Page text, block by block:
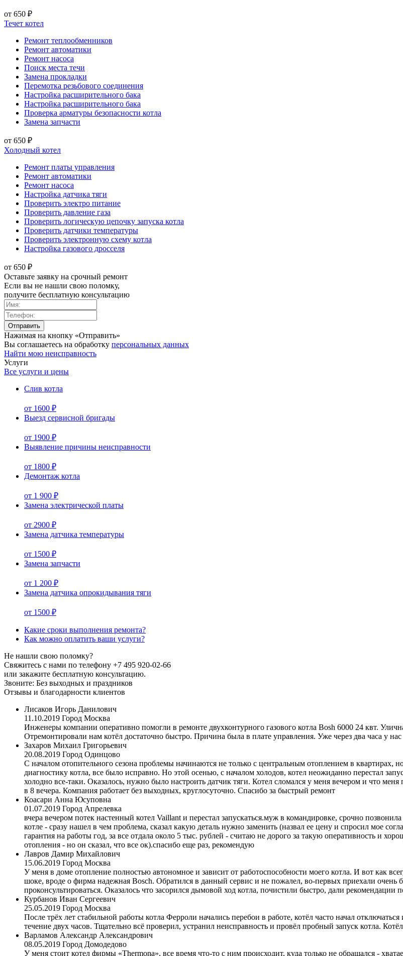
от 650 ₽
Течет котел
Ремонт теплообменников
Ремонт автоматики
Ремонт насоса
Поиск места течи
Замена прокладки
Перемотка резьбового соединения
Настройка расширительного бака
Настройка расширительного бака
Проверка арматуры безопасности котла
Замена запчасти
от 650 ₽
Холодный котел
Ремонт платы управления
Ремонт автоматики
Ремонт насоса
Настройка датчика тяги
Проверить электро питание
Проверить давление газа
Проверить логическую цепочку запуска котла
Проверить датчики температуры
Проверить электронную схему котла
Настройка газового дросселя
от 650 ₽
Оставьте заявку на срочный ремонт
Если вы не нашли свою поломку,
получите бесплатную консультацию
Нажимая на кнопку «Отправить»
Вы соглашаетесь на обработку персональных данных
Найти мою неисправность
Услуги
Все услуги и цены
Слив котла
от 1600 ₽
Выезд сервисной бригады
от 1900 ₽
Выявление причины неисправности
от 1800 ₽
Демонтаж котла
от 1 900 ₽
Замена электрической платы
от 2900 ₽
Замена датчика температуры
от 1500 ₽
Замена запчасти
от 1 200 ₽
Замена датчика опрокидывания тяги
от 1500 ₽
Какие сроки выполнения ремонта?
Как можно оплатить ваши услуги?
Не нашли свою поломку?
Свяжитесь с нами по телефону +7 495 920-02-66
или закажите бесплатную консультацию.
Звоните: Без выходных и праздников
Отзывы и благодарности клиентов
Лисаков Игорь Данилович
11.10.2019 Город Москва
Инженеры компании оперативно помогли в ремонте двухконтурного газового котла Bosh 6000 24 квт.
Отремонтировали нам котёл достаточно быстро. Причина была в плате управления. Уже через два часа у
Захаров Михаил Григорьевич
20.08.2019 Город Одинцово
С началом отопительного сезона проблемы начинаются не только с центральным отоплением в квартирах,
диагностику котла, все было исправно. Но этой осенью, с началом холодов, котел неожиданно перестал
холодно все-таки. Оказалось, нужно было настроить датчик тяги. Котел сломался у меня вечером и что
в 8 вечера. Компания работает без выходных, круглосуточно. Спасибо за быстрый ремонт
Коасари Анна Юсуповна
01.07.2019 Город Апрелевка
вчера вечером потек настенный котел Vaillant и перестал запускаться.муж в командировке, срочно
котле - сразу нашел в чем проблема, сказал какую деталь нужно заменить (назвал ее цену и спросил мое
гарантия на работы год, за все отдала около 5 тыс. рублей - считаю не дорого за такую оперативность и
отопления - но он сказал, что все ок).спасибо еще раз, рекомендую
Лавров Дамир Михайлович
15.06.2019 Город Москва
У меня в доме отопление полностью автономное и зависит от работоспособности моего котла. И вот как
шоке, вроде о фирма надежная Bosch. Обратился в данный сервис и не пожалел, во-первых приехали
проконсультироваться. Оказалось что засорился дымовой ход котла, почистили быстро, дали
Курбанов Иван Сергеевич
25.05.2019 Город Москва
После трёх лет стабильной работы котла Ферроли начались перебои в работе, котёл часто начал
течение двух часов. Тщательно всё проверил, устранил неисправность и провёл пробный запуск котла.
Варламов Александр Александрович
08.05.2019 Город Домодедово
У меня стоит котел фирмы «Thermona», все время что-то с ним происходит, куда только не обращался -